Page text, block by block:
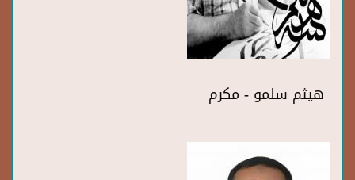
هيثم سلمو - مكرم